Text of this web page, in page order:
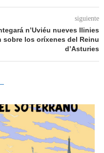
siguiente
n’Uviéu nueves llinies
sobre los oríxenes del Reinu
d’Asturies